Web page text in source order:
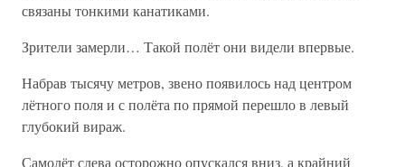
связаны тонкими канатиками.
Зрители замерли… Такой полёт они видели впервые.
Набрав тысячу метров, звено появилось над центром
лётного поля и с полёта по прямой перешло в левый
глубокий вираж.
Самолёт слева осторожно опускался вниз, а крайний